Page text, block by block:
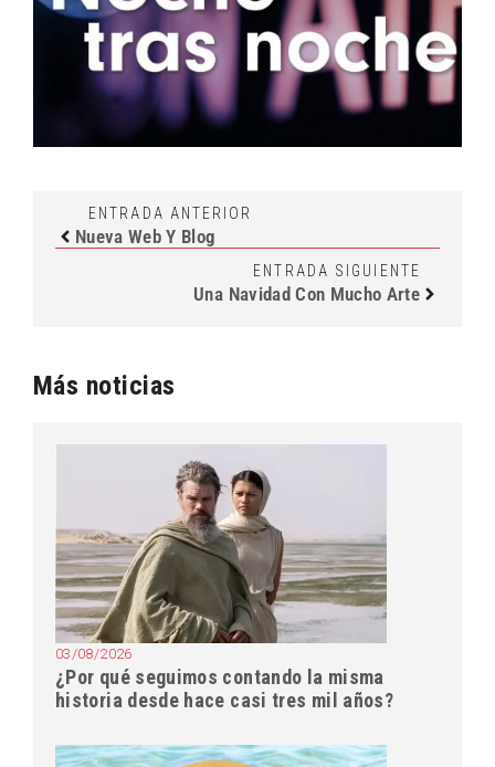
ENTRADA ANTERIOR
Nueva Web Y Blog
ENTRADA SIGUIENTE
Una Navidad Con Mucho Arte
Más noticias
03/08/2026
¿Por qué seguimos contando la misma
historia desde hace casi tres mil años?